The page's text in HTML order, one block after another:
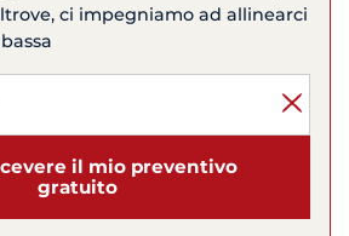
ci impegniamo ad allinearci
il mio preventivo
gratuito